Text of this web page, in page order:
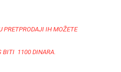
PRETPRODAJI IH MOŽETE
BITI 1100 DINARA.